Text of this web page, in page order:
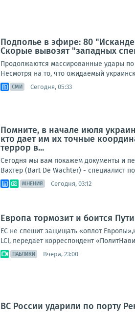
Подполье в эфире: 80
Скорые вывозят "западных
Продолжаются массированные удары
Несмотря на то, что ожидаемый
СМИ Сегодня, 05:33
Помните, в начале июля
кто дает им их точные
террор в...
Сегодня мы вам покажем документы и
Вахтер (Bart De Wachter) - специалист
МНЕНИЯ Сегодня, 03:12
Европа тормозит и боится
ЕС не спешит защищать «оплот
LCI, передает корреспондент
ПАБЛИКИ Вчера, 23:00
ВС России ударили по порту